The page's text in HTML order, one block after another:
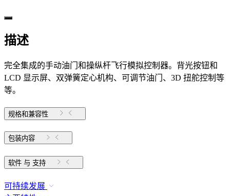
描述
完全集成的手动油门和操纵杆飞行模拟控制器。背光按钮和
LCD 显示屏、双弹簧定心机构、可调节油门、3D 扭舵控制等
等。
规格和兼容性
包装内容
软件 与 支持
可持续发展